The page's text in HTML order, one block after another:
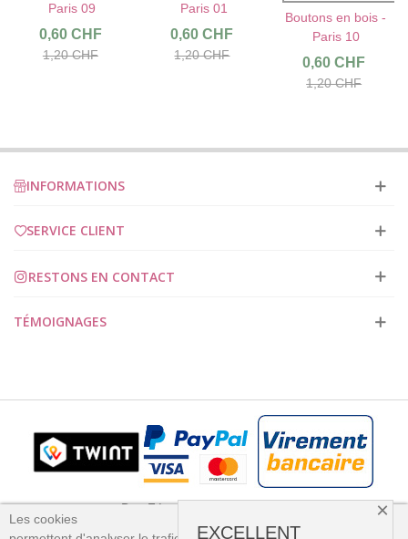
Paris 09
0,60 CHF
1,20 CHF
Paris 01
0,60 CHF
1,20 CHF
Boutons en bois -
Paris 10
0,60 CHF
1,20 CHF
INFORMATIONS
SERVICE CLIENT
RESTONS EN CONTACT
TÉMOIGNAGES
Des Fées et des Points 2023
Les cookies
×
EXCELLENT